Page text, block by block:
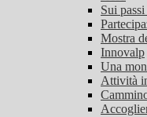
Sui
Mostra
Innovalp
Una
Attività